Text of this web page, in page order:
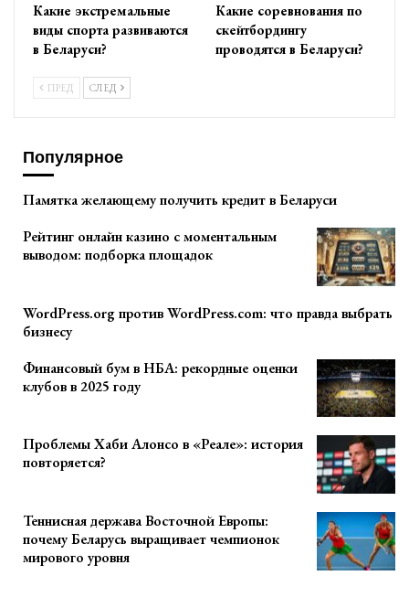
Какие экстремальные
виды спорта развиваются
в Беларуси?
Какие соревнования по
скейтбордингу
проводятся в Беларуси?
ПРЕД СЛЕД
Популярное
Памятка желающему получить кредит в Беларуси
Рейтинг онлайн казино с моментальным
выводом: подборка площадок
WordPress.org против WordPress.com: что правда выбрать
бизнесу
Финансовый бум в НБА: рекордные оценки
клубов в 2025 году
Проблемы Хаби Алонсо в «Реале»: история
повторяется?
Теннисная держава Восточной Европы:
почему Беларусь выращивает чемпионок
мирового уровня